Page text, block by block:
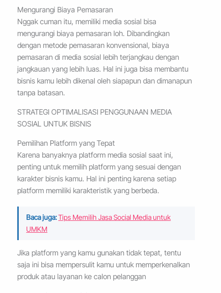
Mengurangi Biaya Pemasaran
Nggak cuman itu, memiliki media sosial bisa
mengurangi biaya pemasaran loh. Dibandingkan
dengan metode pemasaran konvensional, biaya
pemasaran di media sosial lebih terjangkau dengan
jangkauan yang lebih luas. Hal ini juga bisa membantu
bisnis kamu lebih dikenal oleh siapapun dan dimanapun
tanpa batasan.
STRATEGI OPTIMALISASI PENGGUNAAN MEDIA
SOSIAL UNTUK BISNIS
Pemilihan Platform yang Tepat
Karena banyaknya platform media sosial saat ini,
penting untuk memilih platform yang sesuai dengan
karakter bisnis kamu. Hal ini penting karena setiap
platform memiliki karakteristik yang berbeda.
Baca juga:Tips Memilih Jasa Social Media untuk
UMKM
Jika platform yang kamu gunakan tidak tepat, tentu
saja ini bisa mempersulit kamu untuk memperkenalkan
produk atau layanan ke calon pelanggan